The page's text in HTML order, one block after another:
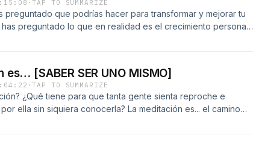
tu verdadero destino.
·TAP TO SUMMARIZE
preguntado que podrías hacer para transformar y mejorar tu
has preguntado lo que en realidad es el crecimiento personal?
[SABER SER UNO MISMO]
·TAP TO SUMMARIZE
¿Qué tiene para que tanta gente sienta reproche e
ella sin siquiera conocerla? La meditación es... el camino